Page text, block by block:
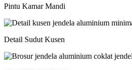
Pintu Kamar Mandi
Detail Sudut Kusen